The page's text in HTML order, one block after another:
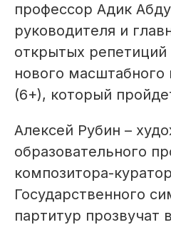
профессор Адик
руководителя и
открытых репетиций
нового
(6+), который
Алексей Рубин –
образовательного
композитора-
Государственного
партитур прозвучат